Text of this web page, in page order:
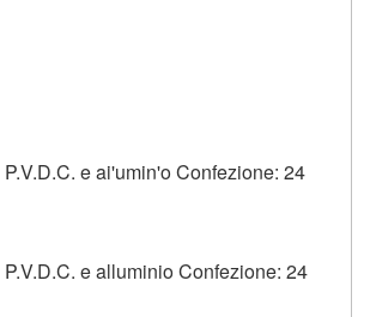
e ai'umin'o Confezione: 24
P.V.D.C. e alluminio Confezione: 24